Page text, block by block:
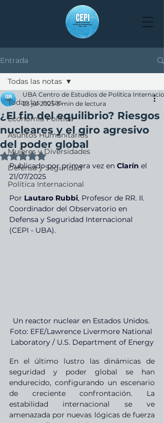
Entrada
Todas las notas
Economía Política
Asuntos Humanitarios
Mujeres y Diversidades
Defensa y Seguridad
Política Internacional
Todas las notas
¿El fin del equilibrio? Riesgos
nucleares y el giro agresivo
del poder global
UBA Centro de Estudios de Política
23 jul 2025 3 min de lectura
Obtuvo NaN de 5 estrellas.
Publicado por primera vez en Clarín el
21/07/2025
Por Lautaro Rubbi, Profesor de RR. II.
Coordinador del Observatorio en
Defensa y Seguridad Internacional
(CEPI - UBA).
Un reactor nuclear en Estados Unidos.
Foto: EFE/Lawrence Livermore National
Laboratory / U.S. Department of Energy
En el último lustro las dinámicas de
seguridad y poder global se han
endurecido, configurando un escenario
de creciente confrontación. La
estabilidad internacional se ve
amenazada por nuevas lógicas de fuerza